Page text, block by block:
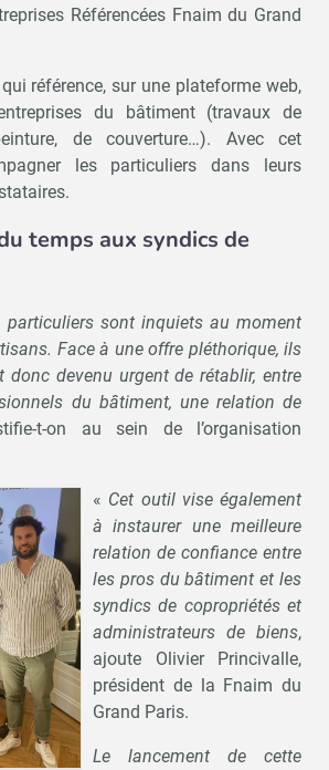
Référencées Fnaim du Grand
référence, sur une plateforme web,
du bâtiment (travaux de
de couverture…). Avec cet
les particuliers dans leurs
temps aux syndics de
particuliers sont inquiets au moment
Face à une offre pléthorique, ils
donc devenu urgent de rétablir, entre
du bâtiment, une relation de
t-on au sein de l’organisation
« Cet outil vise également
à instaurer une meilleure
relation de confiance entre
les pros du bâtiment et les
syndics de copropriétés et
administrateurs de biens,
ajoute Olivier Princivalle,
président de la Fnaim du
Grand Paris.
Le lancement de cette